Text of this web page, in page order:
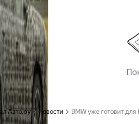
Авто.ру Новости BMW уже готовит